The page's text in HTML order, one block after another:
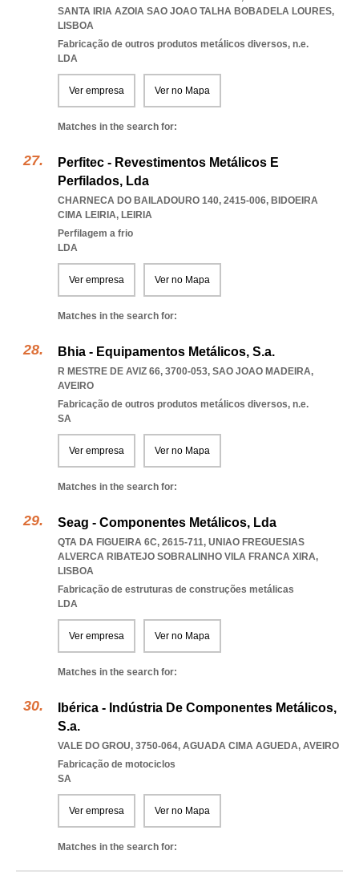
SANTA IRIA AZOIA SAO JOAO TALHA BOBADELA LOURES,
LISBOA
Fabricação de outros produtos metálicos diversos, n.e.
LDA
Ver empresa Ver no Mapa
Matches in the search for:
Perfitec - Revestimentos Metálicos E
Perfilados, Lda
CHARNECA DO BAILADOURO 140, 2415-006, BIDOEIRA
CIMA LEIRIA, LEIRIA
Perfilagem a frio
LDA
Ver empresa Ver no Mapa
Matches in the search for:
Bhia - Equipamentos Metálicos, S.a.
R MESTRE DE AVIZ 66, 3700-053, SAO JOAO MADEIRA,
AVEIRO
Fabricação de outros produtos metálicos diversos, n.e.
SA
Ver empresa Ver no Mapa
Matches in the search for:
Seag - Componentes Metálicos, Lda
QTA DA FIGUEIRA 6C, 2615-711, UNIAO FREGUESIAS
ALVERCA RIBATEJO SOBRALINHO VILA FRANCA XIRA,
LISBOA
Fabricação de estruturas de construções metálicas
LDA
Ver empresa Ver no Mapa
Matches in the search for:
Ibérica - Indústria De Componentes Metálicos,
S.a.
VALE DO GROU, 3750-064, AGUADA CIMA AGUEDA, AVEIRO
Fabricação de motociclos
SA
Ver empresa Ver no Mapa
Matches in the search for: